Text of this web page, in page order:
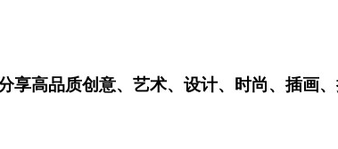
高品质创意、艺术、设计、时尚、插画、